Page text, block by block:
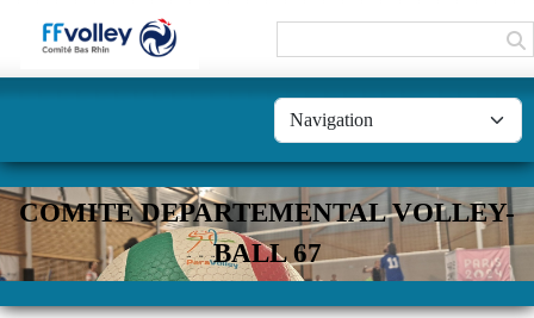
COMITE DEPARTEMENTAL VOLLEY-
BALL 67
Panneau de gestion des cookies